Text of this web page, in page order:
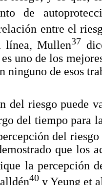
de
entre el
línea, Mullen37
es uno de los
ninguno de esos
del riesgo puede
del tiempo para
del riesgo
que los
la percepción
40 y Yeung et